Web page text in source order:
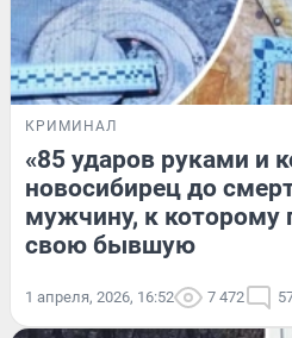
КРИМИНАЛ
«85 ударов руками и
новосибирец до
мужчину, к которому
свою бывшую
1 апреля, 2026, 16:52 7 472